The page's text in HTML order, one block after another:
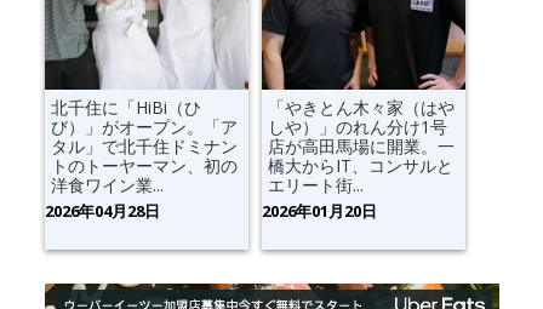
北千住に「HiBi（ひ
び）」がオープン。「ア
タル」で北千住ドミナン
トのトーヤーマン、初の
洋食ワイン業...
2026年04月28日
「やきとん木々家（はや
しや）」のれん分け1号
店が高田馬場に開業。一
橋大からIT、コンサルと
エリート街...
2026年01月20日